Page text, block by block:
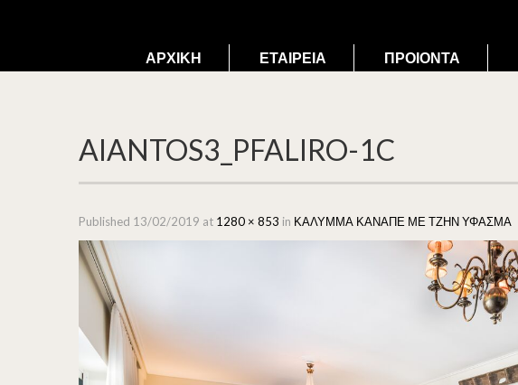
ΑΡΧΙΚΉ ΕΤΑΙΡΕΊΑ ΠΡΟΙΌΝΤΑ
AIANTOS3_PFALIRO-1C
Published 13/02/2019 at 1280 × 853 in ΚΑΛΥΜΜΑ ΚΑΝΑΠΕ ΜΕ ΤΖΗΝ ΥΦΑΣΜΑ